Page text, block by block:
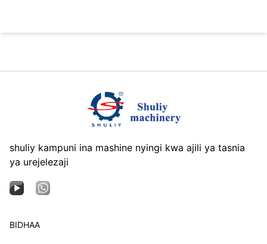
shuliy kampuni ina mashine nyingi kwa ajili ya tasnia
ya urejelezaji
BIDHAA